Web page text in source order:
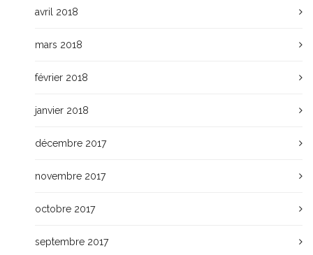
avril 2018
mars 2018
février 2018
janvier 2018
décembre 2017
novembre 2017
octobre 2017
septembre 2017